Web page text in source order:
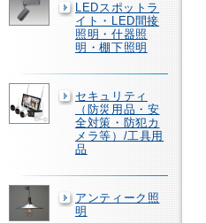
LEDスポットラ
イト・LED間接
照明・什器照
明・棚下照明
セキュリティ
（防災用品・安
全対策・防犯カ
メラ等）/工具用
品
アンティーク照
明